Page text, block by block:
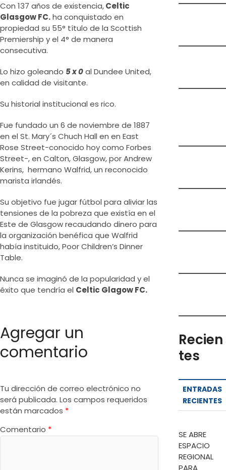
Con 137 años de existencia,Celtic
Glasgow FC.ha conquistado en
propiedad su 55° título de la Scottish
Premiership y el 4° de manera
consecutiva.
Lo hizo goleando 5 x 0al Dundee United,
en calidad de visitante.
Su historial institucional es rico.
Fue fundado un 6 de noviembre de 1887
en el St. Mary´s Chuch Hall en en East
Rose Street-conocido hoy como Forbes
Street-, en Calton, Glasgow, por Andrew
Kerins, hermano Walfrid, un reconocido
marista irlandés.
Su objetivo fue jugar fútbol para aliviar las
tensiones de la pobreza que existía en el
Este de Glasgow recaudando dinero para
la organización benéfica que Walfrid
había instituido, Poor Children’s Dinner
Table.
Nunca se imaginó de la popularidad y el
éxito que tendría el Celtic Glagow FC.
Agregar un
comentario
Tu dirección de correo electrónico no
será publicada. Los campos requeridos
están marcados *
Comentario *
Recien
tes
ENTRADAS
RECIENTES
SE ABRE
ESPACIO
REGIONAL
PARA